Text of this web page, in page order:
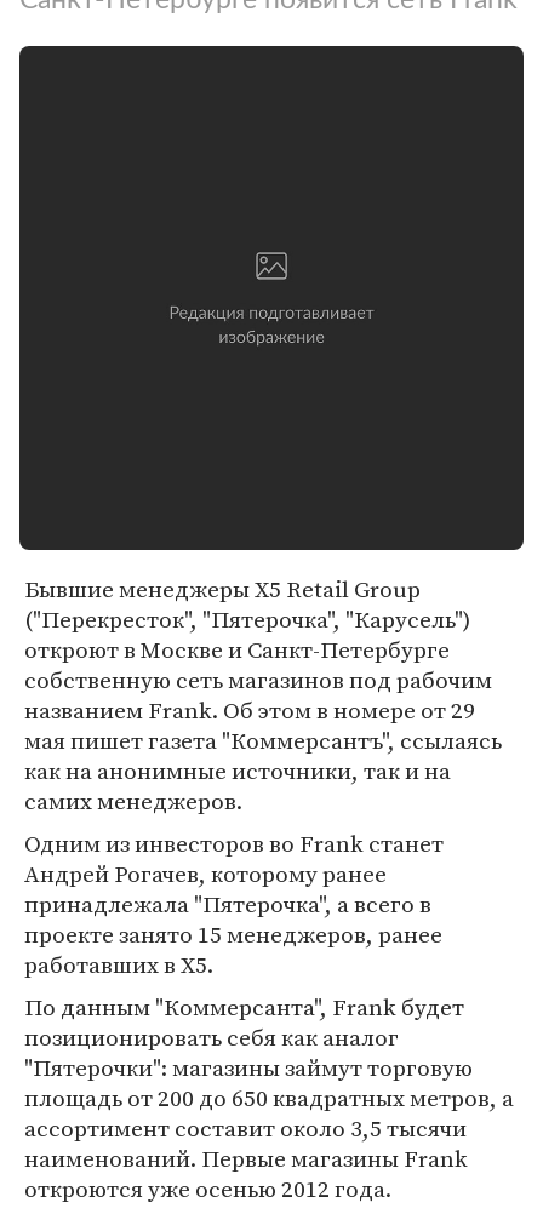
Бывшие менеджеры X5 Retail Group
("Перекресток", "Пятерочка", "Карусель")
откроют в Москве и Санкт-Петербурге
собственную сеть магазинов под рабочим
названием Frank. Об этом в номере от 29
мая пишет газета "Коммерсантъ", ссылаясь
как на анонимные источники, так и на
самих менеджеров.
Одним из инвесторов во Frank станет
Андрей Рогачев, которому ранее
принадлежала "Пятерочка", а всего в
проекте занято 15 менеджеров, ранее
работавших в X5.
По данным "Коммерсанта", Frank будет
позиционировать себя как аналог
"Пятерочки": магазины займут торговую
площадь от 200 до 650 квадратных метров, а
ассортимент составит около 3,5 тысячи
наименований. Первые магазины Frank
откроются уже осенью 2012 года.